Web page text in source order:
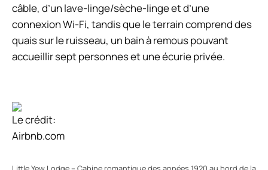
câble, d’un lave-linge/sèche-linge et d’une
connexion Wi-Fi, tandis que le terrain comprend des
quais sur le ruisseau, un bain à remous pouvant
accueillir sept personnes et une écurie privée.
Le crédit:
Airbnb.com